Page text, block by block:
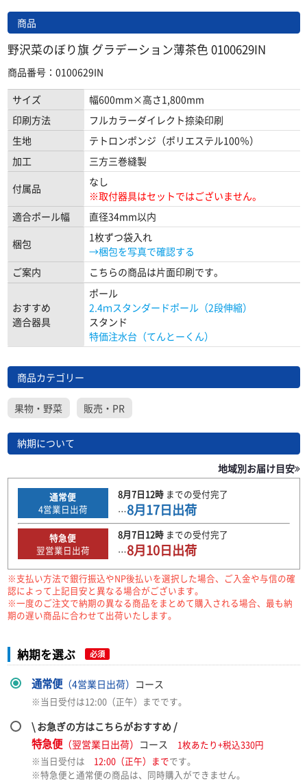
商品
野沢菜のぼり旗 グラデーション薄茶色 0100629IN
商品番号：0100629IN
サイズ
幅600mm×高さ1,800mm
印刷方法
フルカラーダイレクト捺染印刷
生地
テトロンポンジ（ポリエステル100％）
加工
三方三巻縫製
付属品
なし
※取付器具はセットではございません。
適合ポール幅
直径34mm以内
梱包
1枚ずつ袋入れ
→梱包を写真で確認する
ご案内
こちらの商品は片面印刷です。
おすすめ
適合器具
ポール
2.4ｍスタンダードポール（2段伸縮）
スタンド
特価注水台（てんとーくん）
商品カテゴリー
果物・野菜 販売・PR
納期について
地域別お届け目安
通常便
4営業日出荷
8月7日12時までの受付完了
…8月17日出荷
特急便
翌営業日出荷
8月7日12時までの受付完了
…8月10日出荷
※支払い方法で銀行振込やNP後払いを選択した場合、ご入金や与信の確
認によって上記目安と異なる場合がございます。
※一度のご注文で納期の異なる商品をまとめて購入される場合、最も納
期の遅い商品に合わせて出荷いたします。
納期を選ぶ 必須
通常便（4営業日出荷） コース
※当日受付は12:00（正午）までです。
\ お急ぎの方はこちらがおすすめ /
特急便（翌営業日出荷） コース
1枚あたり+税込330円
※当日受付は 12:00（正午）までです。
※特急便と通常便の商品は、同時購入ができません。